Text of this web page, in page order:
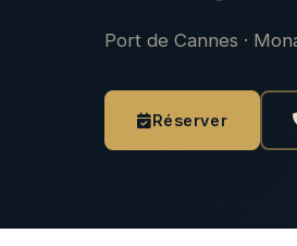
Port de Cannes ·
Réserver